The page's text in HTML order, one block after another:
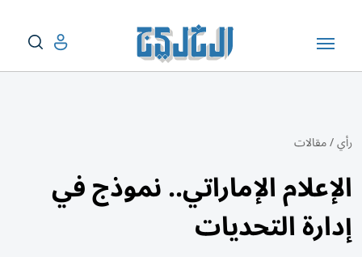
رأي/مقالات
الإعلام الإماراتي.. نموذج في
إدارة التحديات